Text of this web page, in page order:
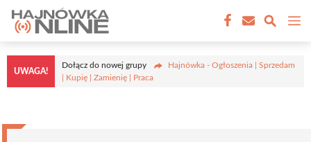
Przejdź
treści
UWAGA!
Dołącz do nowej grupy
Hajnówka - Ogłoszenia | Sprzedam
| Kupię | Zamienię | Praca